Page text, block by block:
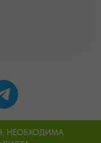
НЕОБХОДИМА